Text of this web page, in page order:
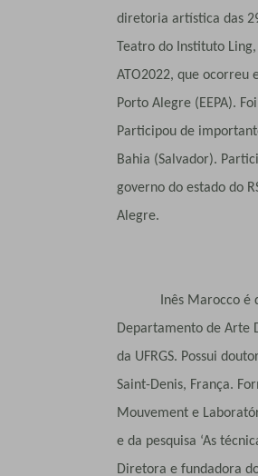
diretoria artística das
Teatro do Instituto
ATO2022, que ocorreu
Porto Alegre (EEPA).
Participou de
Bahia (Salvador).
governo do estado do
Alegre.
Inês Marocco é
Departamento de Arte
da UFRGS. Possui
Saint-Denis, França.
Mouvement e
e da pesquisa ‘As
Diretora e fundadora